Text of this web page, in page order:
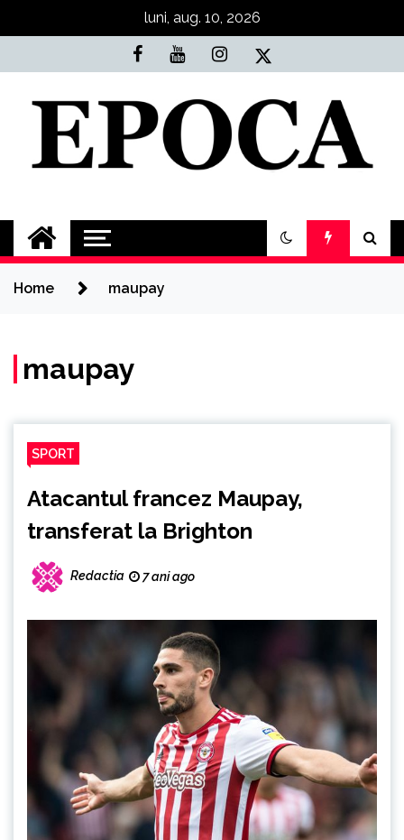
luni, aug. 10, 2026
Epoca
Cele mai noi știri online din România
Home maupay
maupay
SPORT
Atacantul francez Maupay,
transferat la Brighton
Redactia 7 ani ago